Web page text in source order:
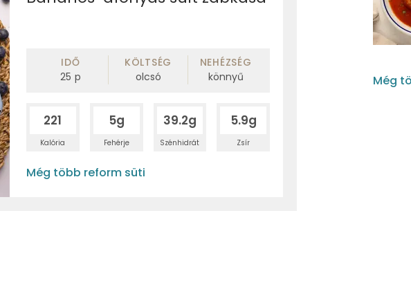
IDŐ
25 p
KÖLTSÉG
olcsó
NEHÉZSÉG
könnyű
221
Kalória
5g
Fehérje
39.2g
Szénhidrát
5.9g
Zsír
Még több reform süti
Még